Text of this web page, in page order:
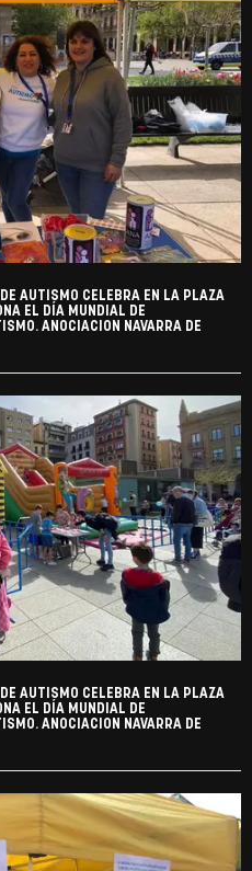
AUTISMO CELEBRA EN LA PLAZA
EL DÍA MUNDIAL DE
ANOCIACION NAVARRA DE
AUTISMO CELEBRA EN LA PLAZA
EL DÍA MUNDIAL DE
ANOCIACION NAVARRA DE